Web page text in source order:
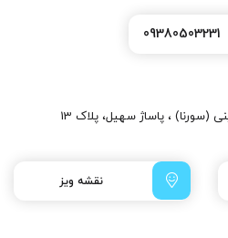
09380503231
، پاساژ سهیل، پلاک 13
نقشه ویز